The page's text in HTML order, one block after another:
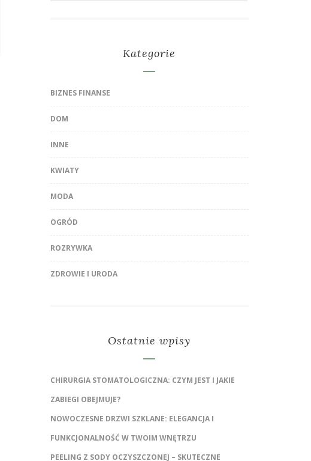
Kategorie
BIZNES FINANSE
DOM
INNE
KWIATY
MODA
OGRÓD
ROZRYWKA
ZDROWIE I URODA
Ostatnie wpisy
CHIRURGIA STOMATOLOGICZNA: CZYM JEST I JAKIE
ZABIEGI OBEJMUJE?
NOWOCZESNE DRZWI SZKLANE: ELEGANCJA I
FUNKCJONALNOŚĆ W TWOIM WNĘTRZU
PEELING Z SODY OCZYSZCZONEJ – SKUTECZNE